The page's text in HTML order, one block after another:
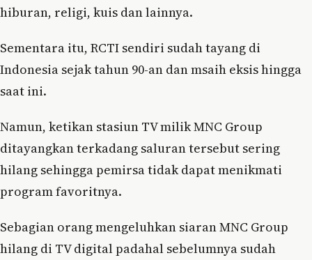
hiburan, religi, kuis dan lainnya.
Sementara itu, RCTI sendiri sudah tayang di
Indonesia sejak tahun 90-an dan msaih eksis hingga
saat ini.
Namun, ketikan stasiun TV milik MNC Group
ditayangkan terkadang saluran tersebut sering
hilang sehingga pemirsa tidak dapat menikmati
program favoritnya.
Sebagian orang mengeluhkan siaran MNC Group
hilang di TV digital padahal sebelumnya sudah